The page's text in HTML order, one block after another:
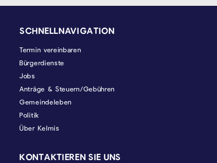
SCHNELLNAVIGATION
Termin vereinbaren
Bürgerdienste
Jobs
Anträge & Steuern/Gebühren
Gemeindeleben
Politik
Über Kelmis
KONTAKTIEREN SIE UNS